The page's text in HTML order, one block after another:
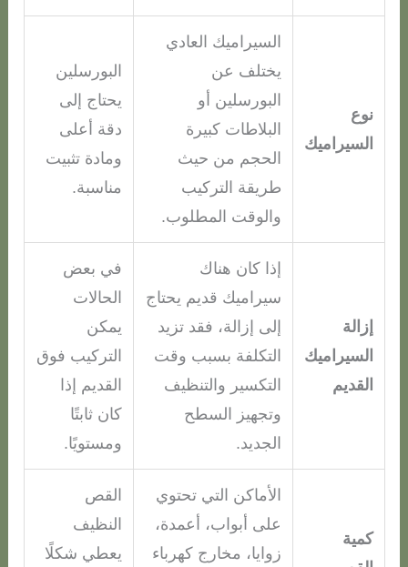
نوع
السيراميك
السيراميك العادي
يختلف عن
البورسلين أو
البلاطات كبيرة
الحجم من حيث
طريقة التركيب
والوقت المطلوب.
البورسلين
يحتاج إلى
دقة أعلى
ومادة تثبيت
مناسبة.
إزالة
السيراميك
القديم
إذا كان هناك
سيراميك قديم يحتاج
إلى إزالة، فقد تزيد
التكلفة بسبب وقت
التكسير والتنظيف
وتجهيز السطح
الجديد.
في بعض
الحالات
يمكن
التركيب فوق
القديم إذا
كان ثابتًا
ومستويًا.
كمية
الأماكن التي تحتوي
على أبواب، أعمدة،
زوايا، مخارج كهرباء
القص
النظيف
يعطي شكلًا